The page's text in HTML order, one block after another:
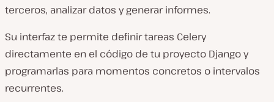
terceros, analizar datos y generar informes.
Su interfaz te permite definir tareas Celery
directamente en el código de tu proyecto Django y
programarlas para momentos concretos o intervalos
recurrentes.